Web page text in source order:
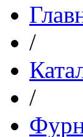
/
/